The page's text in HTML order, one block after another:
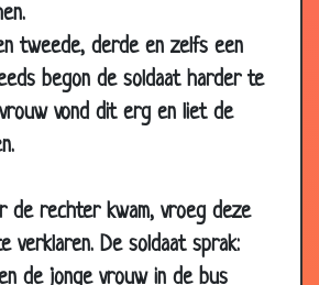
tweede, derde en zelfs een
begon de soldaat harder te
vond dit erg en liet de
de rechter kwam, vroeg deze
verklaren. De soldaat sprak:
de jonge vrouw in de bus